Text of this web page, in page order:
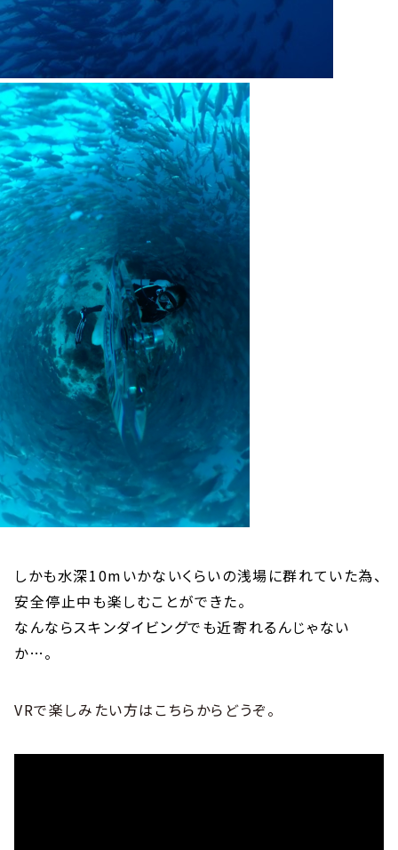
しかも水深10mいかないくらいの浅場に群れていた為、
安全停止中も楽しむことができた。
なんならスキンダイビングでも近寄れるんじゃない
か…。
VRで楽しみたい方はこちらからどうぞ。